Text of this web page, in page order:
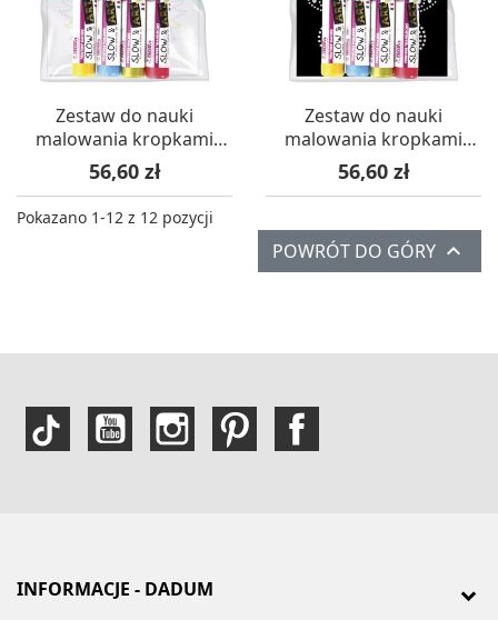
Zestaw do nauki
malowania kropkami
"Zwierzęta", Graine
Creative
Cena
56,60 zł
Zestaw do nauki
malowania kropkami
"Mandale", Graine
Creative
Cena
56,60 zł
Pokazano 1-12 z 12 pozycji
POWRÓT DO GÓRY 
INFORMACJE - DADUM